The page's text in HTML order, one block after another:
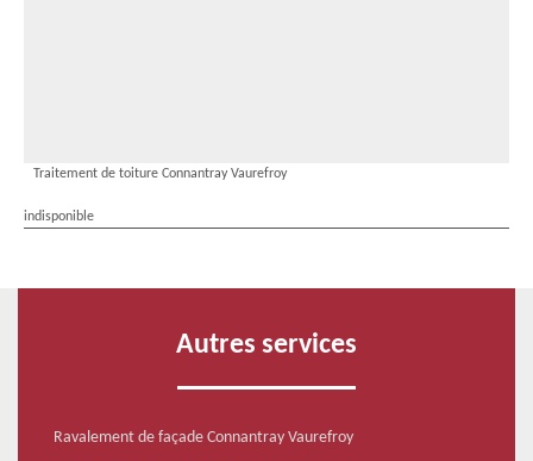
Traitement de toiture Connantray Vaurefroy
indisponible
Autres services
Ravalement de façade Connantray Vaurefroy